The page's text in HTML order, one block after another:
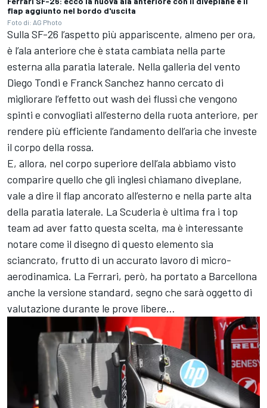
flap aggiunto nel bordo d'uscita
Foto di: AG Photo
Sulla SF-26 l’aspetto più appariscente, almeno per ora,
è l’ala anteriore che è stata cambiata nella parte
esterna alla paratia laterale. Nella galleria del vento
Diego Tondi e Franck Sanchez hanno cercato di
migliorare l’effetto out wash dei flussi che vengono
spinti e convogliati all’esterno della ruota anteriore, per
rendere più efficiente l’andamento dell’aria che investe
il corpo della rossa.
E, allora, nel corpo superiore dell’ala abbiamo visto
comparire quello che gli inglesi chiamano diveplane,
vale a dire il flap ancorato all’esterno e nella parte alta
della paratia laterale. La Scuderia è ultima fra i top
team ad aver fatto questa scelta, ma è interessante
notare come il disegno di questo elemento sia
sciancrato, frutto di un accurato lavoro di micro-
aerodinamica. La Ferrari, però, ha portato a Barcellona
anche la versione standard, segno che sarà oggetto di
valutazione durante le prove libere...